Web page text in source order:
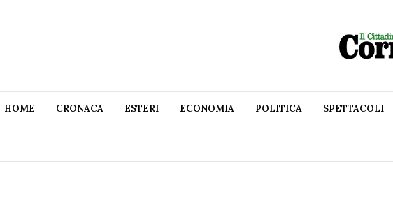
HOME CRONACA ESTERI ECONOMIA POLITICA SPETTACOLI